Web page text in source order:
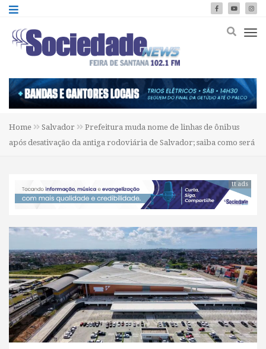
Home Salvador
Prefeitura muda nome de linhas de ônibus
após desativação da antiga rodoviária de Salvador; saiba como será
tt ads